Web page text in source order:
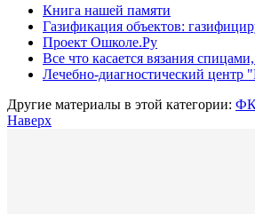
Книга нашей памяти
Газификация объектов:
Проект Ошколе.Ру
Все что касается вязания
Лечебно-диагностический
Другие материалы в этой категории: ФК
Наверх